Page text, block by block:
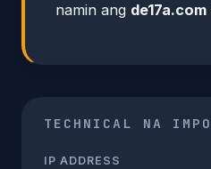
namin ang de17a.com
TECHNICAL NA
IP ADDRESS